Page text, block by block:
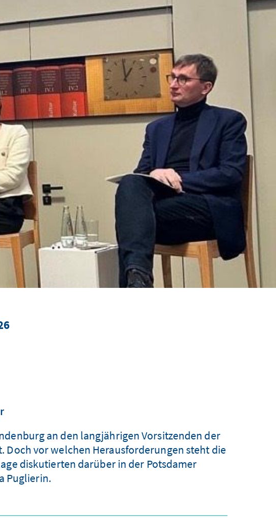
an den langjährigen Vorsitzenden der
Doch vor welchen Herausforderungen steht die
diskutierten darüber in der Potsdamer
Puglierin.